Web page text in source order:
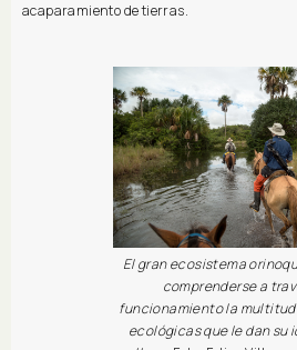
acaparamiento de tierras.
El gran ecosistema
comprenderse a
funcionamiento la
ecológicas que le dan su